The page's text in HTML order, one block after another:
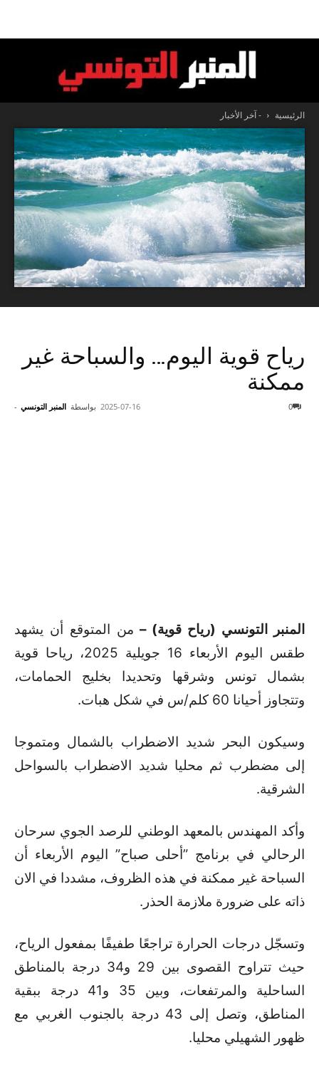
المنبر
التونسي
الرئيسية - آخر الأخبار
رياح قوية اليوم… والسباحة غير
ممكنة
بواسطة المنبر التونسي - 2025-07-16 0
المنبر التونسي (رياح قوية) – من المتوقع أن يشهد
طقس اليوم الأربعاء 16 جويلية 2025، رياحا قوية
بشمال تونس وشرقها وتحديدا بخليج الحمامات،
وتتجاوز أحيانا 60 كلم/س في شكل هبات.
وسيكون البحر شديد الاضطراب بالشمال ومتموجا
إلى مضطرب ثم محليا شديد الاضطراب بالسواحل
الشرقية.
وأكد المهندس بالمعهد الوطني للرصد الجوي سرحان
الرحالي في برنامج ”أحلى صباح” اليوم الأربعاء أن
السباحة غير ممكنة في هذه الظروف، مشددا في الان
ذاته على ضرورة ملازمة الحذر.
وتسجّل درجات الحرارة تراجعًا طفيفًا بمفعول الرياح،
حيث تتراوح القصوى بين 29 و34 درجة بالمناطق
الساحلية والمرتفعات، وبين 35 و41 درجة ببقية
المناطق، وتصل إلى 43 درجة بالجنوب الغربي مع
ظهور الشهيلي محليا.